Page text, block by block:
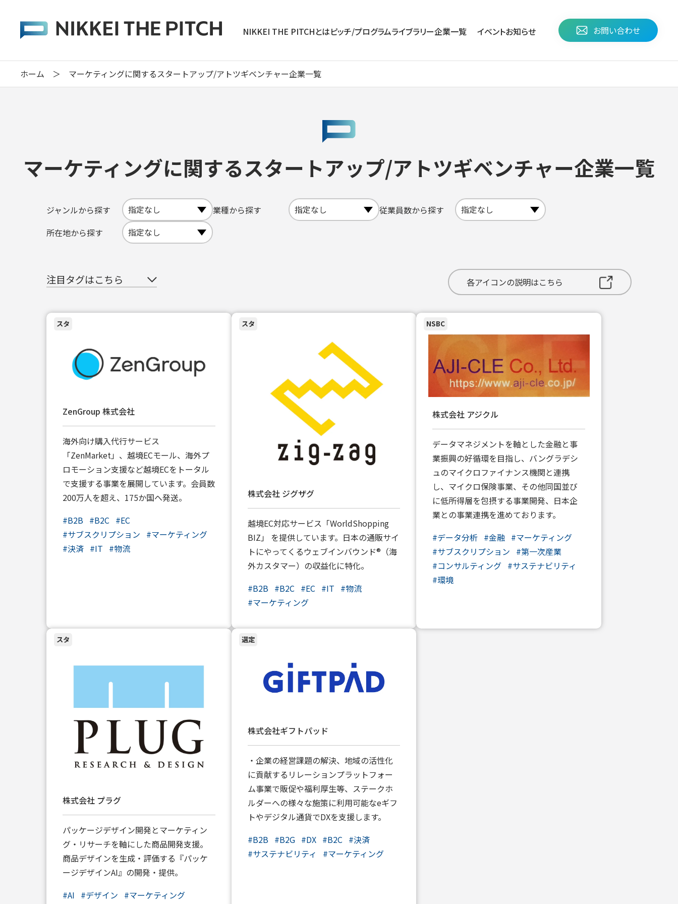
お問い合わせ
NIKKEI THE PITCHとはピッチ/プログラムライブラリー企業⼀覧 イベントお知らせ
ホーム ＞ マーケティングに関するスタートアップ/アトツギベンチャー企業一覧
マーケティングに関するスタートアップ/アトツギベンチャー企業一覧
ジャンルから探す 業種から探す
従業員数から探す
所在地から探す
注目タグはこちら 各アイコンの説明はこちら
スタ
ZenGroup 株式会社
海外向け購入代行サービス
「ZenMarket」、越境ECモール、海外プ
ロモーション支援など越境ECをトータル
で支援する事業を展開しています。会員数
200万人を超え、175か国へ発送。
#B2B #B2C #EC
#サブスクリプション #マーケティング
#決済 #IT #物流
スタ
株式会社 ジグザグ
越境EC対応サービス「WorldShopping
BIZ」 を提供しています。日本の通販サイ
トにやってくるウェブインバウンド®（海
外カスタマー）の収益化に特化。
#B2B #B2C #EC #IT #物流
#マーケティング
NSBC
株式会社 アジクル
データマネジメントを軸とした金融と事
業振興の好循環を目指し、バングラデシ
ュのマイクロファイナンス機関と連携
し、マイクロ保険事業、その他同国並び
に低所得層を包摂する事業開発、日本企
業との事業連携を進めております。
#データ分析 #金融 #マーケティング
#サブスクリプション #第一次産業
#コンサルティング #サステナビリティ
#環境
スタ
株式会社 プラグ
パッケージデザイン開発とマーケティン
グ・リサーチを軸にした商品開発支援。
商品デザインを生成・評価する『パッケ
ージデザインAI』の開発・提供。
#AI #デザイン #マーケティング
選定
株式会社ギフトパッド
・企業の経営課題の解決、地域の活性化
に貢献するリレーションプラットフォー
ム事業で販促や福利厚生等、ステークホ
ルダーへの様々な施策に利用可能なeギフ
トやデジタル通貨でDXを支援します。
#B2B #B2G #DX #B2C #決済
#サステナビリティ #マーケティング